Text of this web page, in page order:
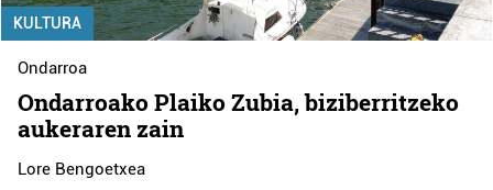
KULTURA
Ondarroa
Ondarroako Plaiko Zubia, biziberritzeko
aukeraren zain
Lore Bengoetxea